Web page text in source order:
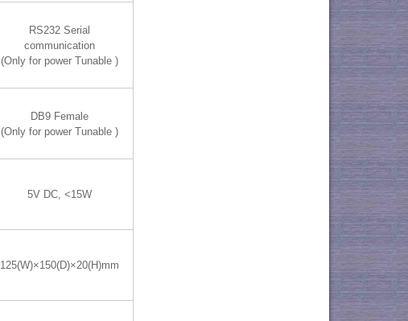
RS232 Serial
communication
(Only for power Tunable )
DB9 Female
(Only for power Tunable )
5V DC, <15W
125(W)×150(D)×20(H)mm